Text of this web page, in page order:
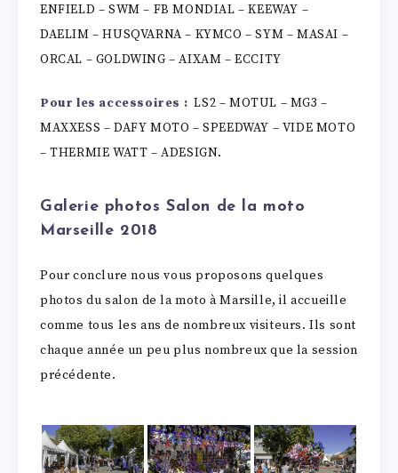
ENFIELD – SWM – FB MONDIAL – KEEWAY –
DAELIM – HUSQVARNA – KYMCO – SYM – MASAI –
ORCAL – GOLDWING – AIXAM – ECCITY
Pour les accessoires : LS2 – MOTUL – MG3 –
MAXXESS – DAFY MOTO – SPEEDWAY – VIDE MOTO
– THERMIE WATT – ADESIGN.
Galerie photos Salon de la moto
Marseille 2018
Pour conclure nous vous proposons quelques
photos du salon de la moto à Marsille, il accueille
comme tous les ans de nombreux visiteurs. Ils sont
chaque année un peu plus nombreux que la session
précédente.